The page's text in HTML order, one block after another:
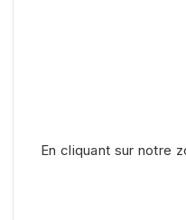
En cliquant sur notre